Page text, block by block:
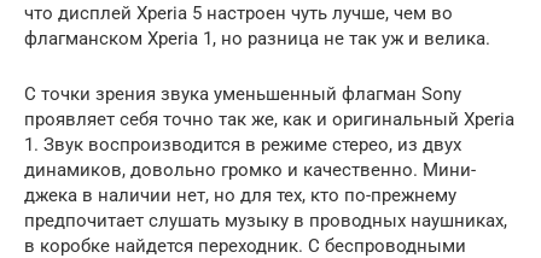
что дисплей Xperia 5 настроен чуть лучше, чем во
флагманском Xperia 1, но разница не так уж и велика.
С точки зрения звука уменьшенный флагман Sony
проявляет себя точно так же, как и оригинальный Xperia
1. Звук воспроизводится в режиме стерео, из двух
динамиков, довольно громко и качественно. Мини-
джека в наличии нет, но для тех, кто по-прежнему
предпочитает слушать музыку в проводных наушниках,
в коробке найдется переходник. С беспроводными